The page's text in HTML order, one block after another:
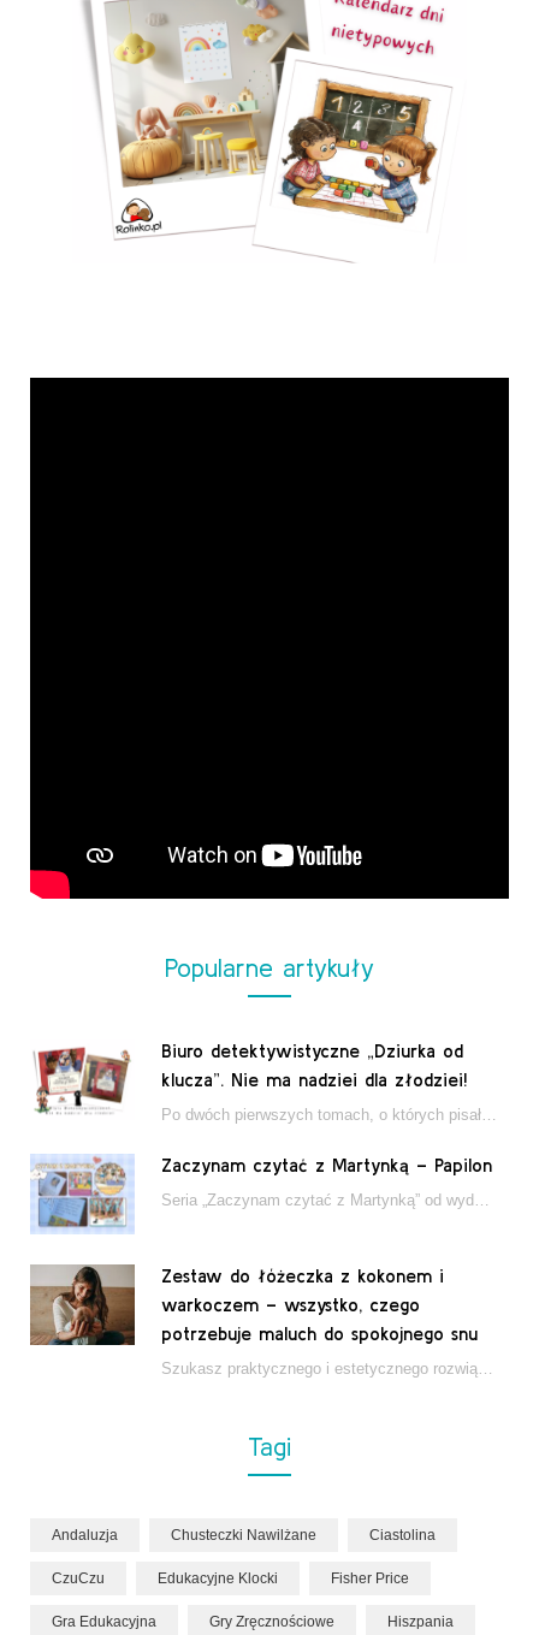
Popularne artykuły
Biuro detektywistyczne „Dziurka od
klucza”. Nie ma nadziei dla złodziei!
Zaczynam czytać z Martynką – Papilon
Zestaw do łóżeczka z kokonem i
warkoczem – wszystko, czego
potrzebuje maluch do spokojnego snu
Tagi
Andaluzja Chusteczki Nawilżane Ciastolina
CzuCzu Edukacyjne Klocki Fisher Price
Gra Edukacyjna Gry Zręcznościowe Hiszpania